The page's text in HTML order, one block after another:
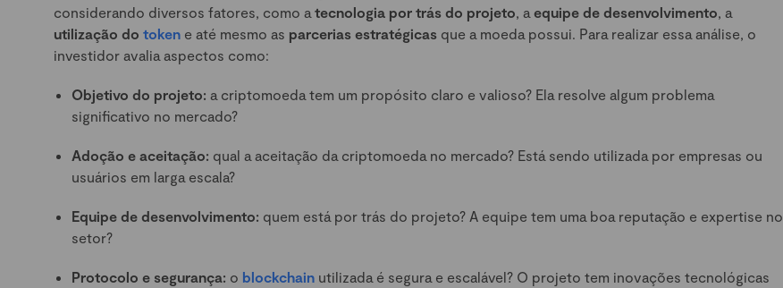
considerando diversos fatores, como a tecnologia por trás do projeto , a equipe de desenvolvimento , a
utilização do token e até mesmo as parcerias estratégicas que a moeda possui. Para realizar essa análise, o
investidor avalia aspectos como:
Objetivo do projeto: a criptomoeda tem um propósito claro e valioso? Ela resolve algum problema
significativo no mercado?
Adoção e aceitação: qual a aceitação da criptomoeda no mercado? Está sendo utilizada por empresas ou
usuários em larga escala?
Equipe de desenvolvimento: quem está por trás do projeto? A equipe tem uma boa reputação e expertise no
setor?
Protocolo e segurança: o blockchain utilizada é segura e escalável? O projeto tem inovações tecnológicas